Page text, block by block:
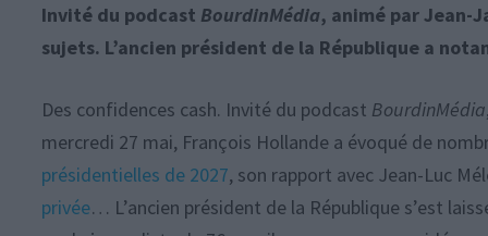
Invité du podcast BourdinMédia, animé par Jean-
sujets. L’ancien président de la République a
Des confidences cash. Invité du podcast BourdinMédia
mercredi 27 mai, François Hollande a évoqué de
présidentielles de 2027, son rapport avec Jean-Luc
privée… L’ancien président de la République s’est